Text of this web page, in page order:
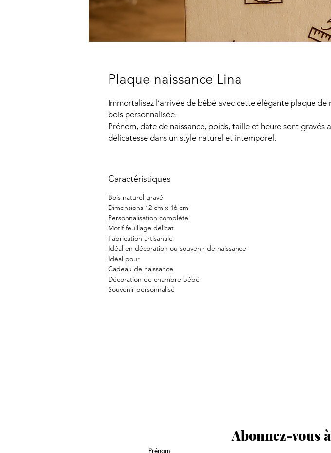
Plaque naissance Lina
Immortalisez l’arrivée de bébé avec cette élégante plaque de
bois personnalisée.
Prénom, date de naissance, poids, taille et heure sont gravés
délicatesse dans un style naturel et intemporel.
Caractéristiques
Bois naturel gravé
Dimensions 12 cm x 16 cm
Personnalisation complète
Motif feuillage délicat
Fabrication artisanale
Idéal en décoration ou souvenir de naissance
Idéal pour
Cadeau de naissance
Décoration de chambre bébé
Souvenir personnalisé
Abonnez-vous
Prénom